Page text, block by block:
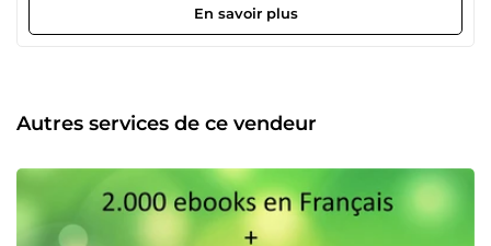
En savoir plus
Autres services de ce vendeur